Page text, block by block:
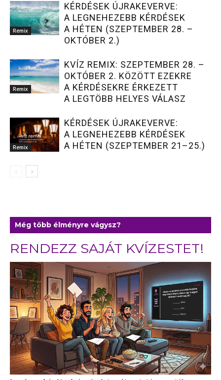
Remix
KÉRDÉSEK ÚJRAKEVERVE:
A LEGNEHEZEBB KÉRDÉSEK
A HÉTEN (SZEPTEMBER 28. –
OKTÓBER 2.)
Remix
KVÍZ REMIX: SZEPTEMBER 28. –
OKTÓBER 2. KÖZÖTT EZEKRE
A KÉRDÉSEKRE ÉRKEZETT
A LEGTÖBB HELYES VÁLASZ
Remix
KÉRDÉSEK ÚJRAKEVERVE:
A LEGNEHEZEBB KÉRDÉSEK
A HÉTEN (SZEPTEMBER 21–25.)
Még több élményre vágysz?
RENDEZZ SAJÁT KVÍZESTET!